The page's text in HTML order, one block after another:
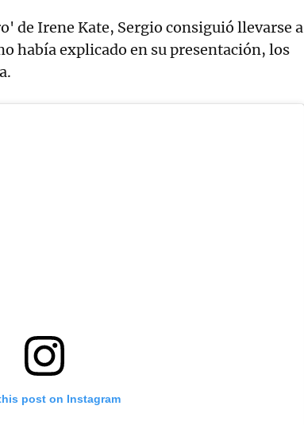
de Irene Kate, Sergio consiguió llevarse a
había explicado en su presentación, los
post on Instagram